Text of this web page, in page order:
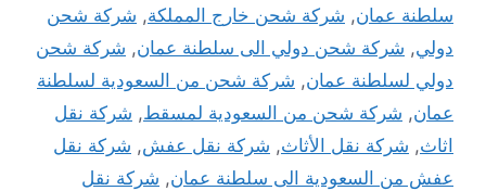
سلطنة عمان, شركة شحن خارج المملكة, شركة شحن
دولي, شركة شحن دولي الى سلطنة عمان, شركة شحن
دولي لسلطنة عمان, شركة شحن من السعودية لسلطنة
عمان, شركة شحن من السعودية لمسقط, شركة نقل
اثاث, شركة نقل الأثاث, شركة نقل عفش, شركة نقل
عفش من السعودية الى سلطنة عمان, شركة نقل